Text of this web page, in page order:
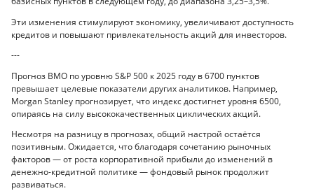
Эти изменения стимулируют экономику, увеличивают доступность
кредитов и повышают привлекательность акций для инвесторов.
---
Прогноз BMO по уровню S&P 500 к 2025 году в 6700 пунктов
превышает целевые показатели других аналитиков. Например,
Morgan Stanley прогнозирует, что индекс достигнет уровня 6500,
опираясь на силу высококачественных циклических акций.
Несмотря на разницу в прогнозах, общий настрой остаётся
позитивным. Ожидается, что благодаря сочетанию рыночных
факторов — от роста корпоративной прибыли до изменений в
денежно-кредитной политике — фондовый рынок продолжит
развиваться.